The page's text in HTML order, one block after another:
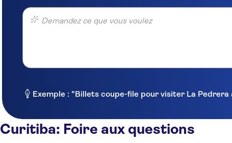
Demandez ce que vous voulez
Exemple : "Billets coupe-file pour visiter La
Curitiba: Foire aux questions